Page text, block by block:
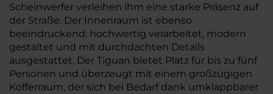
Scheinwerfer verleihen ihm eine starke Präsenz auf
der Straße. Der Innenraum ist ebenso
beeindruckend: hochwertig verarbeitet, modern
gestaltet und mit durchdachten Details
ausgestattet. Der Tiguan bietet Platz für bis zu fünf
Personen und überzeugt mit einem großzügigen
Kofferraum, der sich bei Bedarf dank umklappbarer